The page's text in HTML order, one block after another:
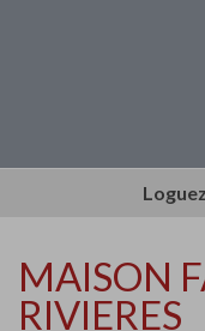
MAISON
RIVIERES